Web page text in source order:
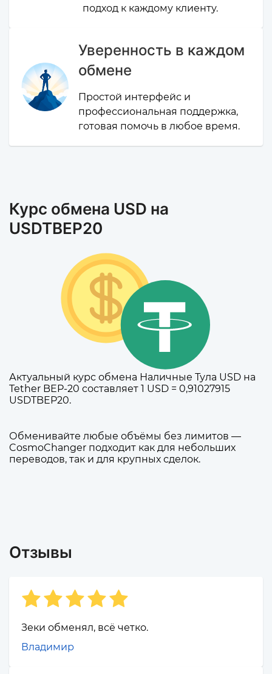
подход к каждому клиенту.
Уверенность в каждом
обмене
Простой интерфейс и
профессиональная поддержка,
готовая помочь в любое время.
Курс обмена USD на
USDTBEP20
Актуальный курс обмена Наличные Тула USD на
Tether BEP-20 составляет 1 USD = 0,91027915
USDTBEP20.
Обменивайте любые объёмы без лимитов —
CosmoChanger подходит как для небольших
переводов, так и для крупных сделок.
Отзывы
Зеки обменял, всё четко.
Владимир